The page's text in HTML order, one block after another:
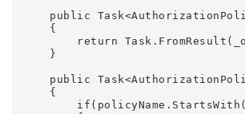
public
    {
return
    }
public
    {